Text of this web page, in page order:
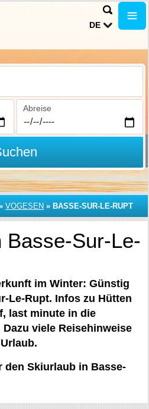
DE
Abreise
VOGESEN » BASSE-SUR-LE-RUPT
Basse-Sur-Le-
im Winter: Günstig
Le-Rupt. Infos zu Hütten
last minute in die
viele Reisehinweise
den Skiurlaub in Basse-